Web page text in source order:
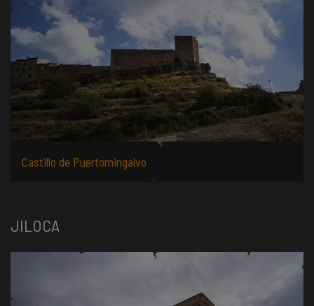
Castillo de Puertomingalvo
JILOCA